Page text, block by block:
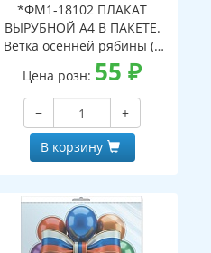
*ФМ1-18102 ПЛАКАТ
ВЫРУБНОЙ А4 В ПАКЕТЕ.
Ветка осенней рябины (в
индивидуальной упаковке,
с европодвесом и клеевым
клапаном, двухсторонний,
ВД-лак)
Цена розн: 55₽
−
+
В корзину